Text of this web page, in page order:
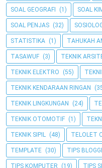
SOAL GEOGRAFI (1) SOAL
SOAL PENJAS (32)
STATISTIKA (1) TAHUKAH
TASAWUF (3) TEKNIK
TEKNIK ELEKTRO (55)
TEKNIK KENDARAAN RINGAN
TEKNIK LINGKUNGAN (24)
TEKNIK OTOMOTIF (1)
TEKNIK SIPIL (48) TELOLET
TEMPLATE (30) TIPS
TIPS KOMPUTER (19) TIPS